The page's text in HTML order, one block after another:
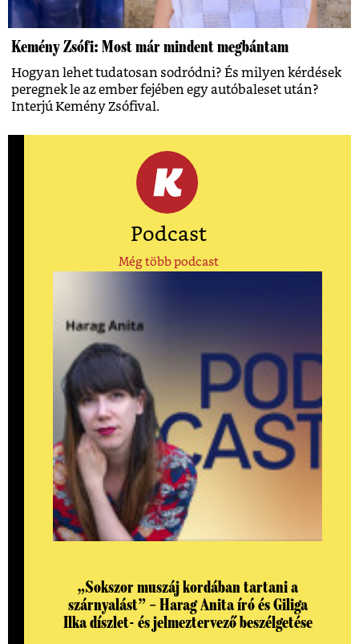
Kemény Zsófi: Most már mindent megbántam
Hogyan lehet tudatosan sodródni? És milyen kérdések
peregnek le az ember fejében egy autóbaleset után?
Interjú Kemény Zsófival.
Podcast
Még több podcast
„Sokszor muszáj kordában tartani a
szárnyalást” – Harag Anita író és Giliga
Ilka díszlet- és jelmeztervező beszélgetése